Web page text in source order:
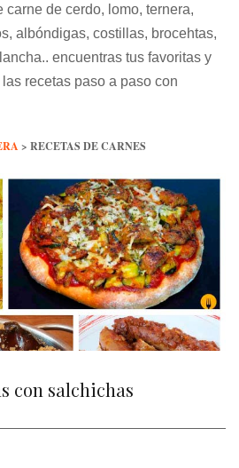
de cerdo, lomo, ternera,
albóndigas, costillas, brocehtas,
encuentras tus favoritas y
recetas paso a paso con
> RECETAS DE CARNES
con salchichas